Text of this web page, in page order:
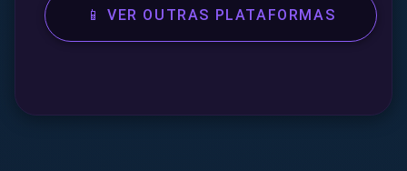
📱 VER OUTRAS PLATAFORMAS